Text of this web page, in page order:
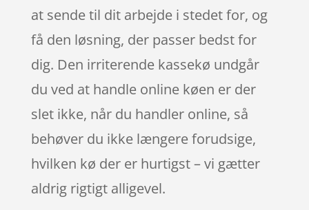
at sende til dit arbejde i stedet for, og
få den løsning, der passer bedst for
dig. Den irriterende kassekø undgår
du ved at handle online køen er der
slet ikke, når du handler online, så
behøver du ikke længere forudsige,
hvilken kø der er hurtigst – vi gætter
aldrig rigtigt alligevel.